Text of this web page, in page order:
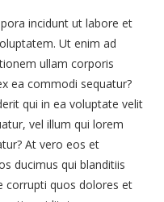
incidunt ut labore et
Ut enim ad
ullam corporis
ea commodi sequatur?
qui in ea voluptate velit
vel illum qui lorem
At vero eos et
ducimus qui blanditiis
corrupti quos dolores et